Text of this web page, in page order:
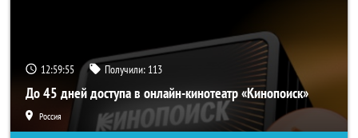
12:59:52 Получили: 113
До 45 дней доступа в онлайн-кинотеатр «Кинопоиск»
Россия